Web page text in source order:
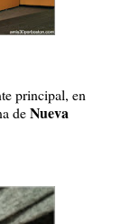
principal, en
deNueva